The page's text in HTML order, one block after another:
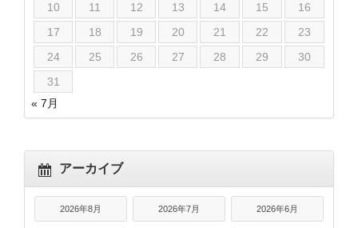
10
11 12 13 14 15
16
17
18 19 20 21 22
23
24
25 26 27 28 29
30
31
« 7月
アーカイブ
2026年8月 2026年7月 2026年6月